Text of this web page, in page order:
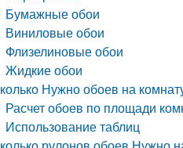
Бумажные обои
Виниловые обои
Флизелиновые обои
Жидкие обои
Нужно обоев на
Расчет обоев по площади
Использование таблиц